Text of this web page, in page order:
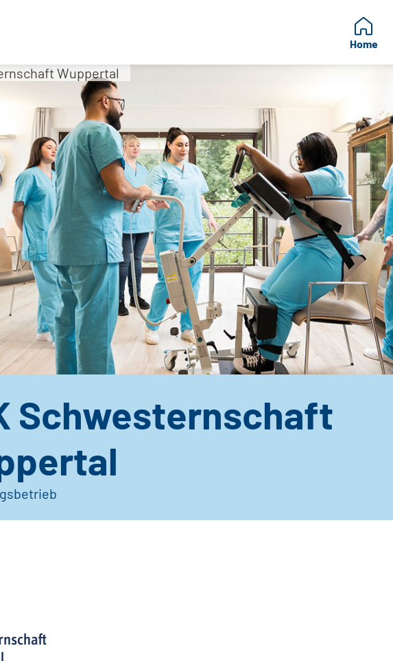
Home
Wuppertal
Schwesternschaft